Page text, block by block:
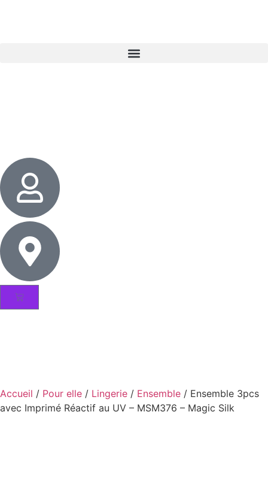
Accueil / Pour elle / Lingerie / Ensemble / Ensemble 3pcs
avec Imprimé Réactif au UV – MSM376 – Magic Silk